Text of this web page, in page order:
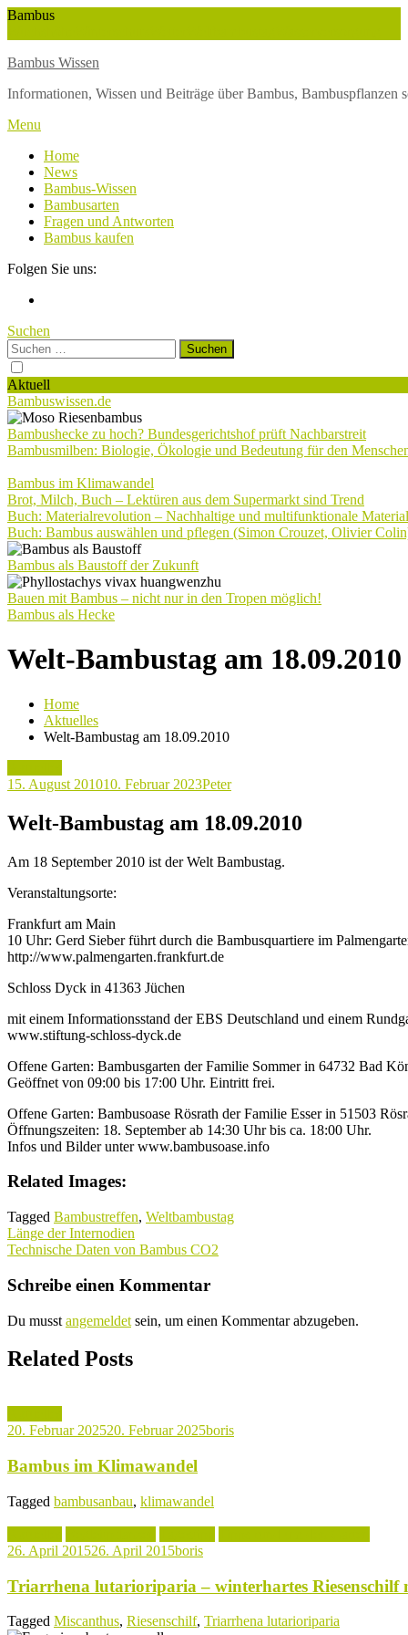
Skip
Bambus
Bambus Wissen
Informationen, Wissen und Beiträge über Bambus,
Menu
Home
News
Bambus-Wissen
Bambusarten
Fragen und Antworten
Bambus kaufen
Folgen Sie uns:
Suchen
Suchen
nach:
Aktuell
Bambuswissen.de
Bambushecke zu hoch? Bundesgerichtshof prüft Nachbarstreit
Bambusmilben: Biologie, Ökologie und Bedeutung für den
Bambus im Klimawandel
Brot, Milch, Buch – Lektüren aus dem Supermarkt sind Trend
Buch: Materialrevolution – Nachhaltige und multifunktionale
Buch: Bambus auswählen und pflegen (Simon Crouzet, Olivier
Bambus als Baustoff der Zukunft
Bauen mit Bambus – nicht nur in den Tropen möglich!
Bambus als Hecke
Welt-Bambustag am 18.09.2010
Home
Aktuelles
Welt-Bambustag am 18.09.2010
15. August 201010. Februar 2023Peter
Welt-Bambustag am 18.09.2010
Am 18 September 2010 ist der Welt Bambustag.
Veranstaltungsorte:
Frankfurt am Main
10 Uhr: Gerd Sieber führt durch die Bambusquartiere im
http://www.palmengarten.frankfurt.de
Schloss Dyck in 41363 Jüchen
mit einem Informationsstand der EBS Deutschland und einem
www.stiftung-schloss-dyck.de
Offene Garten: Bambusgarten der Familie Sommer in 64732 Bad
Geöffnet von 09:00 bis 17:00 Uhr. Eintritt frei.
Offene Garten: Bambusoase Rösrath der Familie Esser in 51503
Öffnungszeiten: 18. September ab 14:30 Uhr bis ca. 18:00 Uhr.
Infos und Bilder unter www.bambusoase.info
Related Images:
Tagged Bambustreffen, Weltbambustag
Beitragsnavigation
Länge der Internodien
Technische Daten von Bambus CO2
Schreibe einen Kommentar
Du musst angemeldet sein, um einen Kommentar abzugeben.
Related Posts
20. Februar 202520. Februar 2025boris
Bambus im Klimawandel
Tagged bambusanbau, klimawandel
26. April 201526. April 2015boris
Triarrhena lutarioriparia – winterhartes Riesenschilf
Tagged Miscanthus, Riesenschilf, Triarrhena lutarioriparia